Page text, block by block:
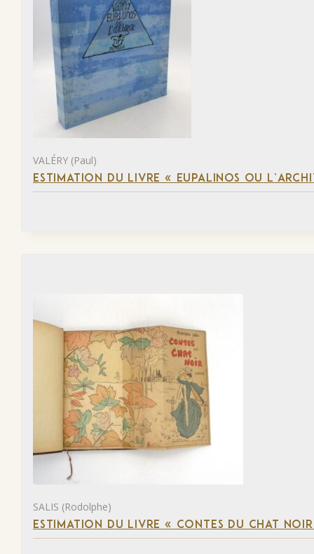
VALÉRY (Paul)
ESTIMATION DU LIVRE « EUPALINOS OU
SALIS (Rodolphe)
ESTIMATION DU LIVRE « CONTES DU CHAT